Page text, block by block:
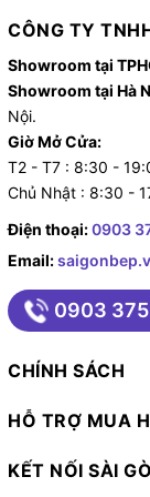
bọc bằng lớp
giác êm tay và
có bị ướt khi
Sản xuất tại
phẩn phối
Sài Gòn Bếp –
chính thức của
phiếu bảo
quyết định
CÔNG TY
Showroom tại
Showroom tại Hà
Nội.
Giờ Mở Cửa:
T2 - T7 : 8:30 -
Chủ Nhật : 8:30 -
Điện thoại:0903
Email:
0903
CHÍNH SÁCH
HỖ TRỢ MUA
KẾT NỐI SÀI